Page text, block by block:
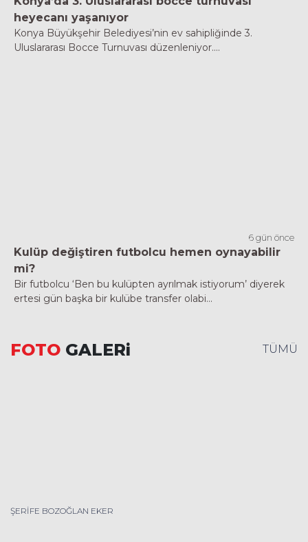
heyecanı yaşanıyor
Konya Büyükşehir Belediyesi’nin ev sahipliğinde 3.
Uluslararası Bocce Turnuvası düzenleniyor....
6 gün önce
Kulüp değiştiren futbolcu hemen oynayabilir
mi?
Bir futbolcu ‘Ben bu kulüpten ayrılmak istiyorum’ diyerek
ertesi gün başka bir kulübe transfer olabi...
FOTO GALERi TÜMÜ
ŞERİFE BOZOĞLAN EKER